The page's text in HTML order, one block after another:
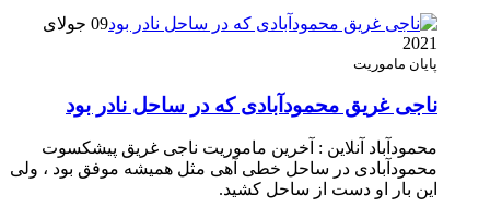
09 جولای
2021
پایان ماموریت
ناجی غریق محمودآبادی که در ساحل نادر بود
محمودآباد آنلاین : آخرین ماموریت ناجی غریق پیشکسوت
محمودآبادی در ساحل خطی آهی مثل همیشه موفق بود ، ولی
این بار او دست از ساحل کشید.